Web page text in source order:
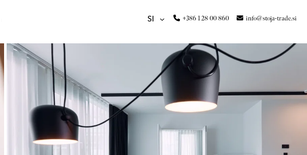
SI +386 1 28 00 860 info@stoja-trade.si